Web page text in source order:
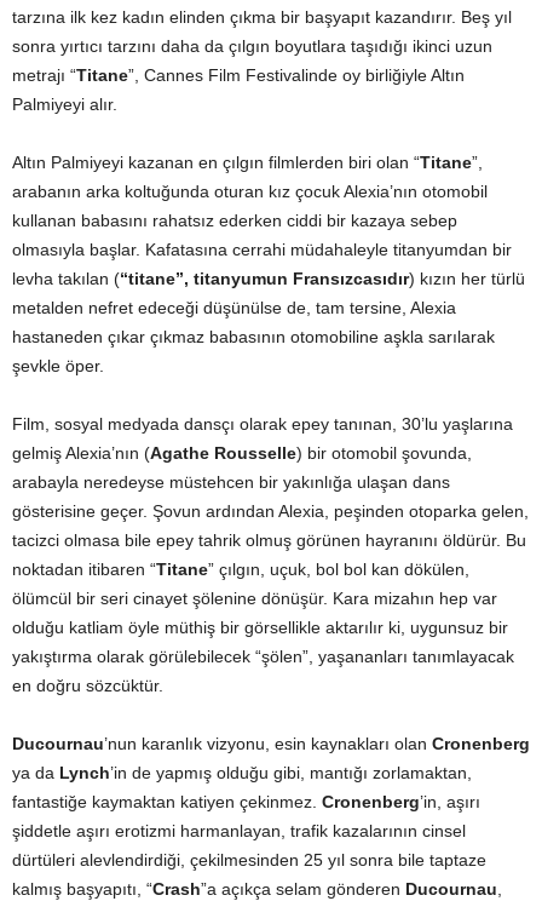
tarzına ilk kez kadın elinden çıkma bir başyapıt kazandırır. Beş yıl
sonra yırtıcı tarzını daha da çılgın boyutlara taşıdığı ikinci uzun
metrajı “Titane”, Cannes Film Festivalinde oy birliğiyle Altın
Palmiyeyi alır.
Altın Palmiyeyi kazanan en çılgın filmlerden biri olan “Titane”,
arabanın arka koltuğunda oturan kız çocuk Alexia’nın otomobil
kullanan babasını rahatsız ederken ciddi bir kazaya sebep
olmasıyla başlar. Kafatasına cerrahi müdahaleyle titanyumdan bir
levha takılan (“titane”, titanyumun Fransızcasıdır) kızın her türlü
metalden nefret edeceği düşünülse de, tam tersine, Alexia
hastaneden çıkar çıkmaz babasının otomobiline aşkla sarılarak
şevkle öper.
Film, sosyal medyada dansçı olarak epey tanınan, 30’lu yaşlarına
gelmiş Alexia’nın (Agathe Rousselle) bir otomobil şovunda,
arabayla neredeyse müstehcen bir yakınlığa ulaşan dans
gösterisine geçer. Şovun ardından Alexia, peşinden otoparka gelen,
tacizci olmasa bile epey tahrik olmuş görünen hayranını öldürür. Bu
noktadan itibaren “Titane” çılgın, uçuk, bol bol kan dökülen,
ölümcül bir seri cinayet şölenine dönüşür. Kara mizahın hep var
olduğu katliam öyle müthiş bir görsellikle aktarılır ki, uygunsuz bir
yakıştırma olarak görülebilecek “şölen”, yaşananları tanımlayacak
en doğru sözcüktür.
Ducournau’nun karanlık vizyonu, esin kaynakları olan Cronenberg
ya da Lynch’in de yapmış olduğu gibi, mantığı zorlamaktan,
fantastiğe kaymaktan katiyen çekinmez. Cronenberg’in, aşırı
şiddetle aşırı erotizmi harmanlayan, trafik kazalarının cinsel
dürtüleri alevlendirdiği, çekilmesinden 25 yıl sonra bile taptaze
kalmış başyapıtı, “Crash”a açıkça selam gönderen Ducournau,